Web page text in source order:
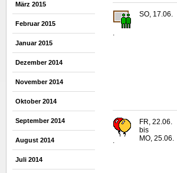
März 2015
Februar 2015
Januar 2015
Dezember 2014
November 2014
Oktober 2014
September 2014
August 2014
Juli 2014
.
SO, 17.06.
.
FR, 22.06.
bis
MO, 25.06.